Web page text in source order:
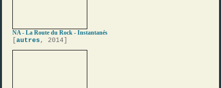
NA - La Route du Rock - Instantanés
[autres , 2014]